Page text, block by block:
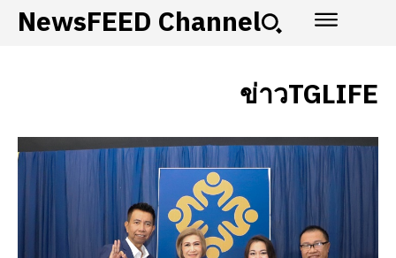
NewsFEED Channel
ข่าวTGLIFE